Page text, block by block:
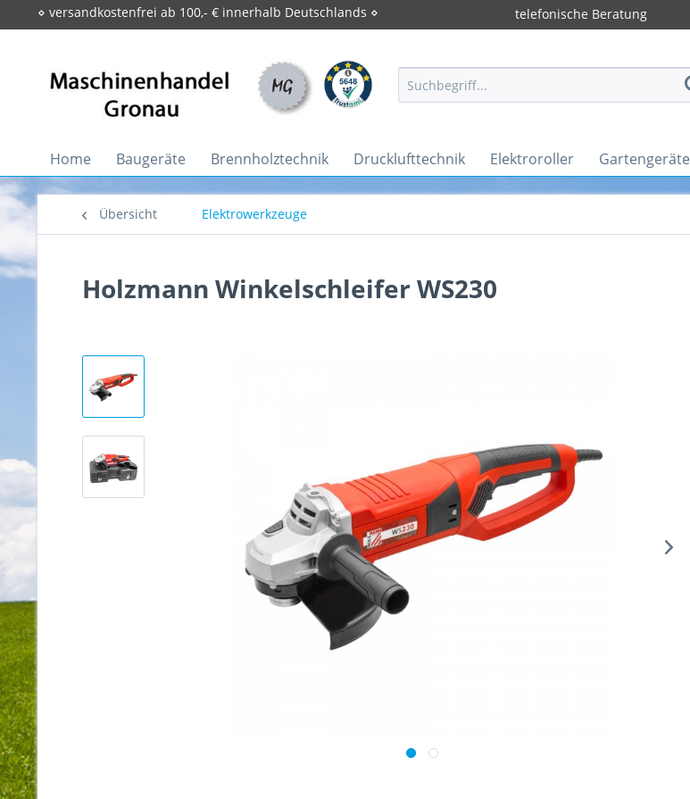
⋄ versandkostenfrei ab 100,- € innerhalb Deutschlands ⋄ telefonische Beratung
Home Baugeräte Brennholztechnik Drucklufttechnik Elektroroller Gartengeräte
Übersicht Elektrowerkzeuge
Holzmann Winkelschleifer WS230